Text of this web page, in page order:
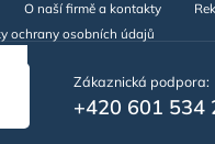
O naší firmě a kontakty
ochrany osobních údajů
Zákaznická podpora:
+420 601 534